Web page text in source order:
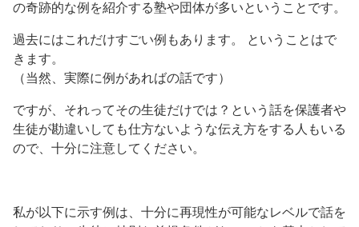
の奇跡的な例を紹介する塾や団体が多いということです。
過去にはこれだけすごい例もあります。 ということはで
きます。
（当然、実際に例があればの話です）
ですが、それってその生徒だけでは？という話を保護者や
生徒が勘違いしても仕方ないような伝え方をする人もいる
ので、十分に注意してください。
私が以下に示す例は、十分に再現性が可能なレベルで話を